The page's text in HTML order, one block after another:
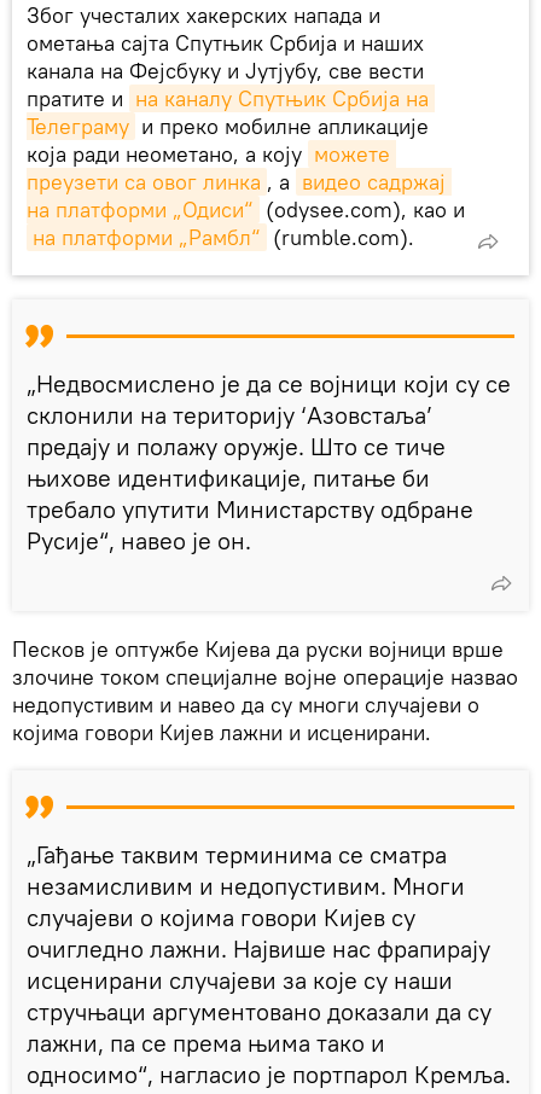
Због учесталих хакерских напада и
ометања сајта Спутњик Србија и наших
канала на Фејсбуку и Јутјубу, све вести
пратите и на каналу Спутњик Србија на
Телеграму и преко мобилне апликације
која ради неометано, а коју можете
преузети са овог линка , а видео садржај
на платформи „Одиси“ (odysee.com), као и
на платформи „Рамбл“ (rumble.com).
„Недвосмислено је да се војници који су се
склонили на територију ‘Aзовстаља’
предају и полажу оружје. Што се тиче
њихове идентификације, питање би
требало упутити Министарству одбране
Русије“, навео је он.
Песков је оптужбе Кијева да руски војници врше
злочине током специјалне војне операције назвао
недопустивим и навео да су многи случајеви о
којима говори Кијев лажни и исценирани.
„Гађање таквим терминима се сматра
незамисливим и недопустивим. Многи
случајеви о којима говори Кијев су
очигледно лажни. Највише нас фрапирају
исценирани случајеви за које су наши
стручњаци аргументовано доказали да су
лажни, па се према њима тако и
односимо“, нагласио је портпарол Кремља.